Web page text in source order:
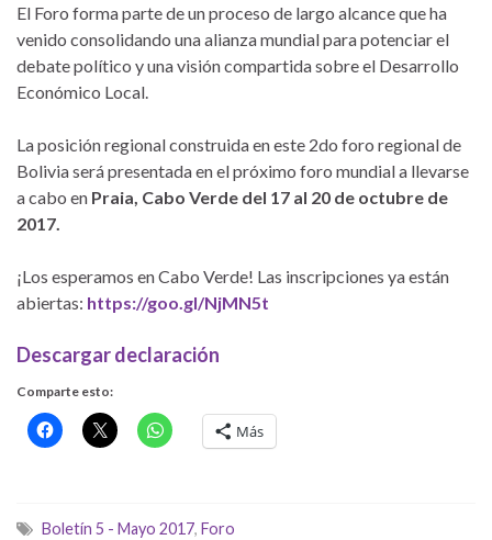
El Foro forma parte de un proceso de largo alcance que ha
venido consolidando una alianza mundial para potenciar el
debate político y una visión compartida sobre el Desarrollo
Económico Local.
La posición regional construida en este 2do foro regional de
Bolivia será presentada en el próximo foro mundial a llevarse
a cabo en Praia, Cabo Verde del 17 al 20 de octubre de
2017.
¡Los esperamos en Cabo Verde! Las inscripciones ya están
abiertas: https://goo.gl/NjMN5t
Descargar declaración
Comparte esto:
Más
Boletín 5 - Mayo 2017, Foro